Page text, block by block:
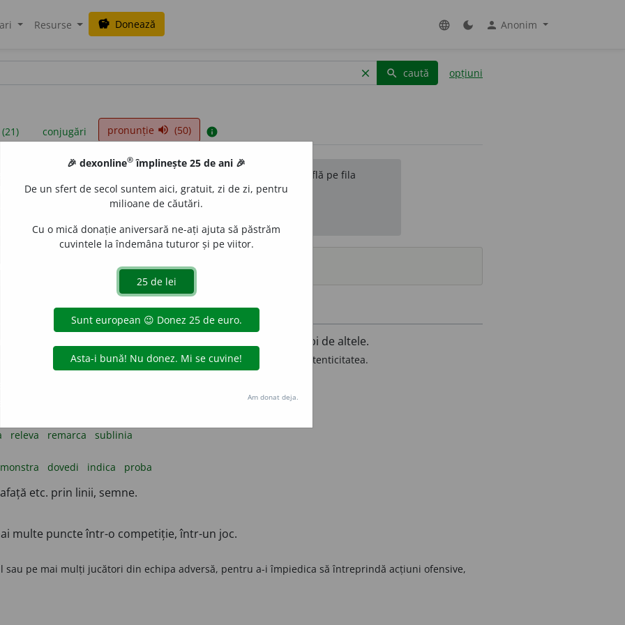
Resurse savings Donează language dark_mode person Anonim
clear search caută opțiuni
conjugări pronunție volume_up (50) info
sunt compilate de echipa dexonline. Definițiile originale se află pe fila
reordona filele pe pagina depreferințe.
surse
pe un obiect, pe un animal etc., pentru a-l deosebi de altele.
de metal prețios, semnul oficial care îi garantează calitatea și autenticitatea.
o trăsătură caracteristică.
releva remarca
sublinia
dovedi indica proba
etc. prin linii, semne.
multe puncte într-o competiție, într-un joc.
sau pe mai mulți jucători din echipa adversă, pentru a-i împiedica să întreprindă acțiuni ofensive,
🎉 dexonline® împlinește 25 de ani 🎉
De un sfert de secol suntem aici, gratuit, zi de zi, pentru
milioane de căutări.
Cu o mică donație aniversară ne-ați ajuta să păstrăm
cuvintele la îndemâna tuturor și pe viitor.
Am donat deja.